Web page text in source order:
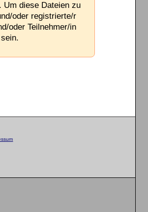
Um diese Dateien zu
oder registrierte/r
oder Teilnehmer/in